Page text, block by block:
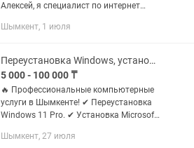
Алексей, я специалист по интернет
интеграции CRM систем с опытом
работаете с...
Шымкент, 1 июля
Переустановка Windows, установка Microsoft office, 1с Бухгалтерия
5 000 - 100 000 ₸
🔥 Профессиональные компьютерные
услуги в Шымкенте! ✔ Переустановка
Windows 11 Pro. ✔ Установка Microsoft
Бухгалтерия 8.3. ✔ Настройка
Шымкент, 27 июля